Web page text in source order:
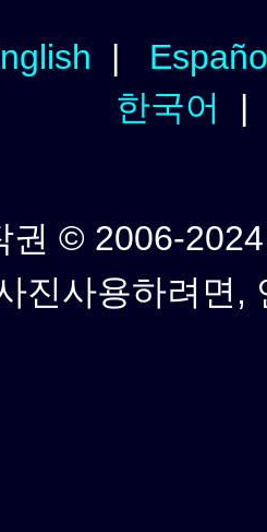
|
한국어
권 © 2006-
진사용하려면,